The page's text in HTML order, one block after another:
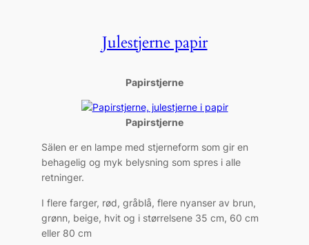
Julestjerne papir
Papirstjerne
Papirstjerne
Sälen er en lampe med stjerneform som gir en
behagelig og myk belysning som spres i alle
retninger.
I flere farger, rød, gråblå, flere nyanser av brun,
grønn, beige, hvit og i størrelsene 35 cm, 60 cm
eller 80 cm